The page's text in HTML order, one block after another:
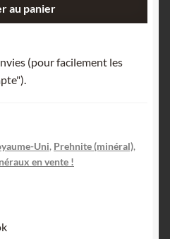
au panier
(pour facilement les
Uni, Prehnite (minéral),
en vente !